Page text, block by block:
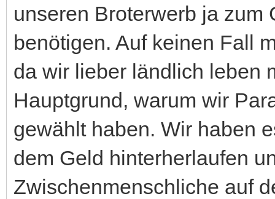
unseren Broterwerb ja zum
benötigen. Auf keinen Fall
da wir lieber ländlich leben
Hauptgrund, warum wir
gewählt haben. Wir haben
dem Geld hinterherlaufen
Zwischenmenschliche auf